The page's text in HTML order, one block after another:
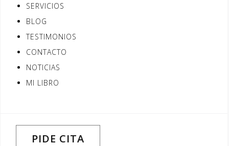
SERVICIOS
BLOG
TESTIMONIOS
CONTACTO
NOTICIAS
MI LIBRO
PIDE CITA